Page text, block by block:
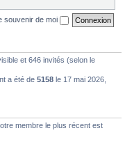
souvenir de moi
et 646 invités (selon le
a été de 5158 le 17 mai 2026,
membre le plus récent est